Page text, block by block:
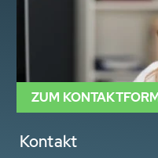
Kontakt
ZUM